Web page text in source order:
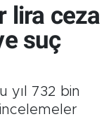
lira ceza
suç
yıl 732 bin